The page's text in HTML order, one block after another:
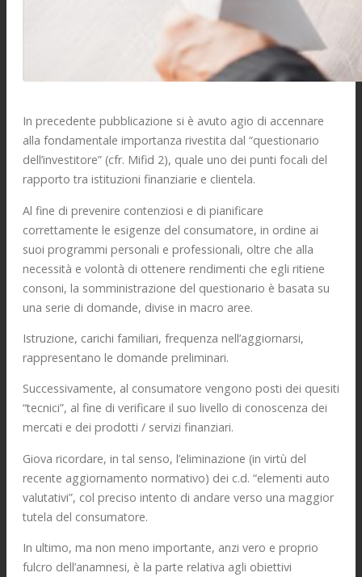
In precedente pubblicazione si è avuto agio di accennare
alla fondamentale importanza rivestita dal “questionario
dell’investitore” (cfr. Mifid 2), quale uno dei punti focali del
rapporto tra istituzioni finanziarie e clientela.
Al fine di prevenire contenziosi e di pianificare
correttamente le esigenze del consumatore, in ordine ai
suoi programmi personali e professionali, oltre che alla
necessità e volontà di ottenere rendimenti che egli ritiene
consoni, la somministrazione del questionario è basata su
una serie di domande, divise in macro aree.
Istruzione, carichi familiari, frequenza nell’aggiornarsi,
rappresentano le domande preliminari.
Successivamente, al consumatore vengono posti dei quesiti
“tecnici”, al fine di verificare il suo livello di conoscenza dei
mercati e dei prodotti / servizi finanziari.
Giova ricordare, in tal senso, l’eliminazione (in virtù del
recente aggiornamento normativo) dei c.d. “elementi auto
valutativi”, col preciso intento di andare verso una maggior
tutela del consumatore.
In ultimo, ma non meno importante, anzi vero e proprio
fulcro dell’anamnesi, è la parte relativa agli obiettivi